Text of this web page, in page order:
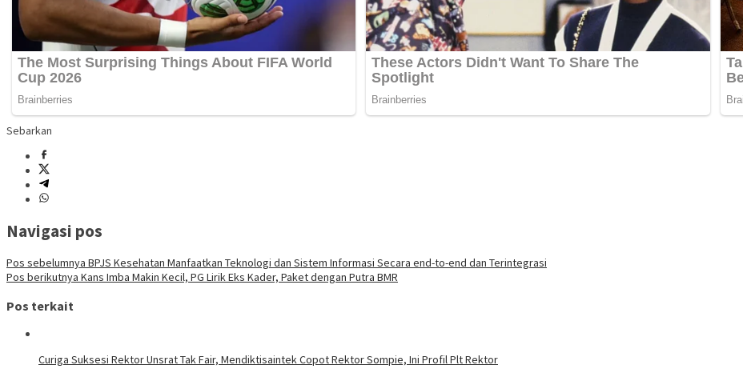
Sebarkan
Navigasi pos
Pos sebelumnya BPJS Kesehatan Manfaatkan Teknologi dan Sistem Informasi Secara end-to-end dan Terintegrasi
Pos berikutnya Kans Imba Makin Kecil, PG Lirik Eks Kader, Paket dengan Putra BMR
Pos terkait
Curiga Suksesi Rektor Unsrat Tak Fair, Mendiktisaintek Copot Rektor Sompie, Ini Profil Plt Rektor